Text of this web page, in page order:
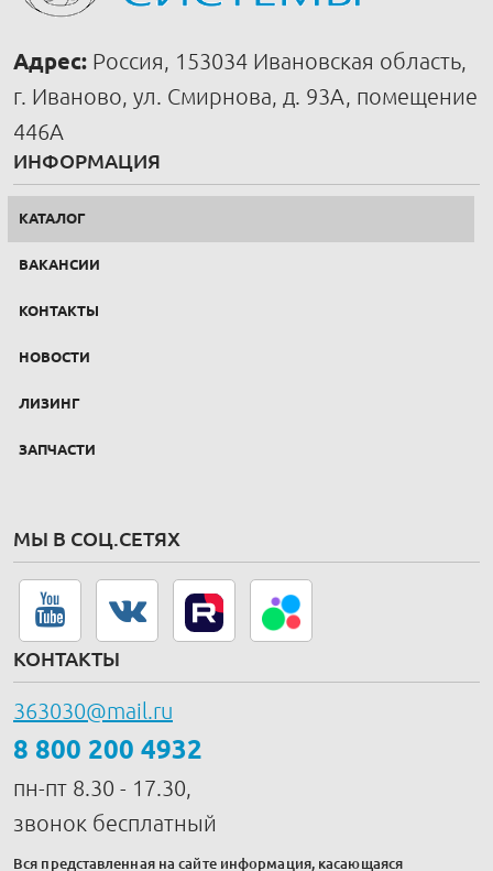
Адрес: Россия, 153034 Ивановская область,
г. Иваново, ул. Смирнова, д. 93А, помещение
446А
ИНФОРМАЦИЯ
КАТАЛОГ
ВАКАНСИИ
КОНТАКТЫ
НОВОСТИ
ЛИЗИНГ
ЗАПЧАСТИ
МЫ В СОЦ.СЕТЯХ
КОНТАКТЫ
363030@mail.ru
8 800 200 4932
пн-пт 8.30 - 17.30,
звонок бесплатный
Вся представленная на сайте информация, касающаяся